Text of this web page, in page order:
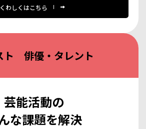
くわしくはこちら
ト 俳優・タレント
芸能活動の
な課題を解決